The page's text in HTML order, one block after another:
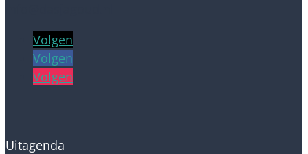
Volgen
Volgen
Volgen
Uitagenda